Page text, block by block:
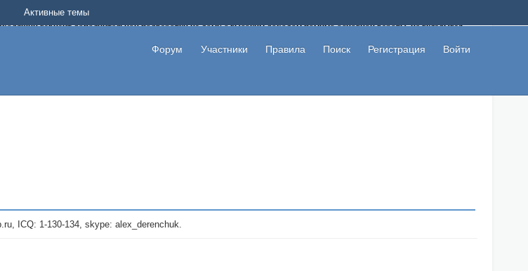
вариант дополнительной подработки на дому с высоким доходом помимо основной работы, не вкладывая
в теме что это лохотрон, чтобы другие пользователи не попались на развод. Вы сможете начать зарабатывать
со своими пригласительными ссылками и первая прибыль не заставит себя долго ждать.
Форум Участники Правила Поиск Регистрация Войти
Активные темы
1-130-134, skype: alex_derenchuk.